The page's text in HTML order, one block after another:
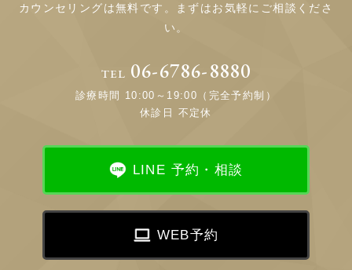
カウンセリングは無料です。まずはお気軽にご相談くださ
い。
TEL 06-6786-8880
診療時間 10:00～19:00（完全予約制）
休診日 不定休
LINE 予約・相談
WEB予約